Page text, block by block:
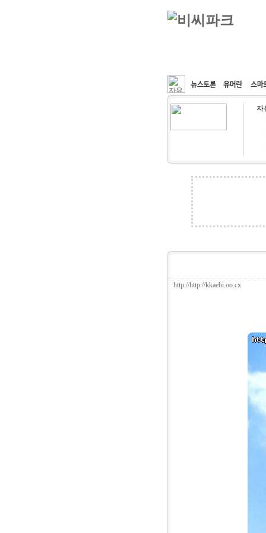
커뮤니티 속도패치
자
http://http://kkaebi.oo.cx